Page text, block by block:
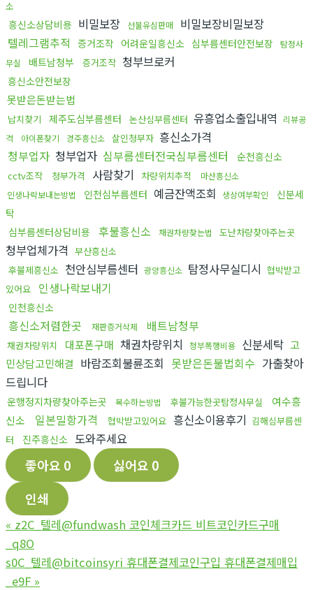
소
흥신소상담비용 비밀보장 선불유심판매
비밀보장비밀보장
텔레그램추적 증거조작 어려운일흥신소 심부름센터안전보장
탐정사
무실
배트남청부 증거조작 청부브로커
흥신소안전보장
못받은돈받는법
납치찾기 제주도심부름센터 논산심부름센터 유흥업소출입내역
리뷰공
격
아이폰찾기 경주흥신소 살인청부자 흥신소가격
청부업자 청부업자 심부름센터전국심부름센터 순천흥신소
cctv조작 청부가격 사람찾기 차량위치추적
마산흥신소
인생나락보내는방법
인천심부름센터 예금잔액조회 생상여부확인
신분세
탁
심부름센터상담비용
후불흥신소 채권차량찾는법 도난차량찾아주는곳
청부업체가격 부산흥신소
후불제흥신소 천안심부름센터 광양흥신소 탐정사무실디시 협박받고
있어요
인생나락보내기
인천흥신소
흥신소저렴한곳 재판증거삭제 배트남청부
채권차량위치 대포폰구매 채권차량위치 청부폭행비용 신분세탁 고
민상담고민해결 바람조회불륜조회 못받은돈불법회수 가출찾아
드립니다
운행정지차량찾아주는곳 복수하는방법 후불가능한곳탐정사무실
여수흥
신소
일본밀항가격 협박받고있어요 흥신소이용후기 김해심부름센
터
진주흥신소 도와주세요
좋아요 0 싫어요 0
인쇄
« z2C_텔레@fundwash 코인체크카드 비트코인카드구매
_q8O
s0C_텔레@bitcoinsyri 휴대폰결제코인구입 휴대폰결제매입
_e9F »